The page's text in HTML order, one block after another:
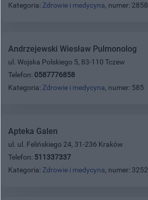
Kategoria: Zdrowie i medycyna, numer: 2858
Andrzejewski Wiesław Pulmonolog
ul. Wojska Polskiego 5, 83-110 Tczew
Telefon: 0587776858
Kategoria: Zdrowie i medycyna, numer: 585
Apteka Galen
ul. ul. Felińskiego 24, 31-236 Kraków
Telefon: 511337337
Kategoria: Zdrowie i medycyna, numer: 3252